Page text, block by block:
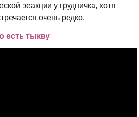
реакции у грудничка, хотя
очень редко.
есть тыкву